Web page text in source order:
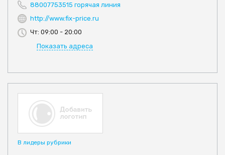
88007753515 горячая линия
http://www.fix-price.ru
Чт: 09:00 - 20:00
Показать адреса
В лидеры рубрики